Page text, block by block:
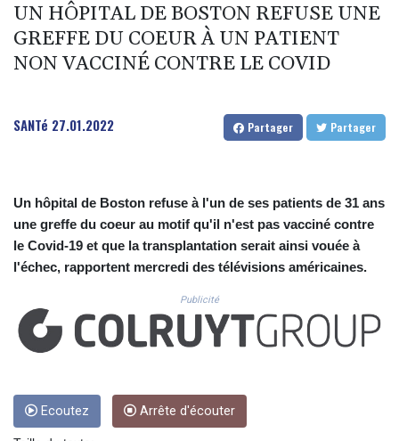
CLP 1055.559908
CNY 7.795147
CNH 7.793913
COP 3675.544784
CUC 1.154855
CUP 30.603652
DKK 7.47541
DOP 67.250199
DZD 153.530983
EGP 57.54318
FJD 2.553963
FKP 0.857848
GGP 0.857848
GHS 13.520339
UN HÔPITAL DE BOSTON REFUSE UNE
GREFFE DU COEUR À UN PATIENT
NON VACCINÉ CONTRE LE COVID
SANTé 27.01.2022 Partager Partager
Un hôpital de Boston refuse à l'un de ses patients de 31 ans
une greffe du coeur au motif qu'il n'est pas vacciné contre
le Covid-19 et que la transplantation serait ainsi vouée à
l'échec, rapportent mercredi des télévisions américaines.
Publicité
Ecoutez Arrête d'écouter